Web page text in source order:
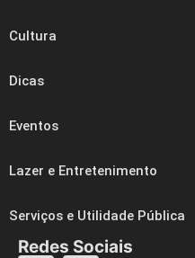
Cultura
Dicas
Eventos
Lazer e Entretenimento
Serviços e Utilidade Pública
Redes Sociais